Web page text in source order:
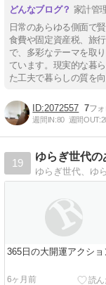
家計管
日常のあらゆる側面で
食費や固定資産税、旅
で、多彩なテーマを取
ています。現実的な暮
た工夫で暮らしの質を
2072557 7
週間IN:80 週間OUT:
19
ゆらぎ世代の
365日の大開運アクショ
6ヶ月前